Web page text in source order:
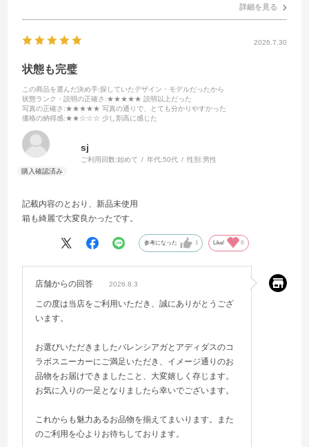
詳細を見る
2026.7.30
状態も完璧
この商品を選んだ決め手:探していたデザイン・モデルだったから
状態ランク・説明の正確さ :★★★★★ 説明以上だった
写真の正確さ :★★★★★ 写真の通りで、とても分かりやすかった
価格の納得感:★★☆☆☆ 少し割高に感じた
sj
ご利用回数:始めて 年代:50代 性別:男性
記載内容のとおり、新品未使用
箱も綺麗で大変良かったです。
参考になった 1 Like! 0
店舗からの回答 2026.8.3
この度は当店をご利用いただき、誠にありがとうござ
います。
お選びいただきましたバレンシアガとアディダスのコ
ラボスニーカーにご満足いただき、イメージ通りのお
品物をお届けできましたこと、大変嬉しく存じます。
お気に入りの一足となりましたら幸いでございます。
これからも魅力あるお品物を揃えてまいります。また
のご利用を心よりお待ちしております。